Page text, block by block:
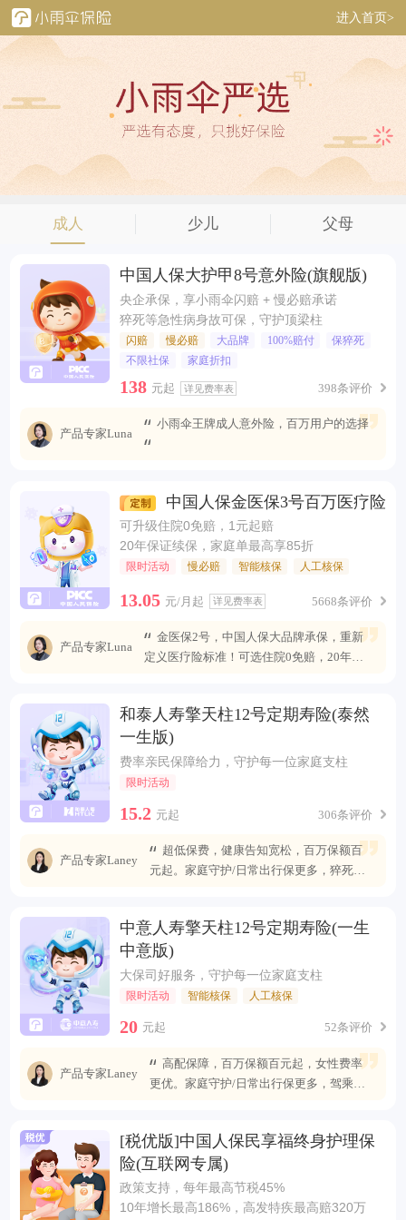
进入首页>
成人 少儿 父母
中国人保大护甲8号意外险(旗舰版)
央企承保，享小雨伞闪赔 + 慢必赔承诺
猝死等急性病身故可保，守护顶梁柱
闪赔 慢必赔 大品牌 100%赔付
保猝死
不限社保
家庭折扣
138 元起 详见费率表 398条评价
产品专家Luna
小雨伞王牌成人意外险，百万用户的选择
中国人保金医保3号百万医疗险
可升级住院0免赔，1元起赔
20年保证续保，家庭单最高享85折
限时活动 慢必赔 智能核保 人工核保
13.05 元/月起 详见费率表 5668条评价
产品专家Luna
金医保2号，中国人保大品牌承保，重新
定义医疗险标准！可选住院0免赔，20年安
和泰人寿擎天柱12号定期寿险(泰然
一生版)
费率亲民保障给力，守护每一位家庭支柱
限时活动
15.2 元起 306条评价
产品专家Laney
超低保费，健康告知宽松，百万保额百
元起。家庭守护/日常出行保更多，猝死可
中意人寿擎天柱12号定期寿险(一生
中意版)
大保司好服务，守护每一位家庭支柱
限时活动 智能核保 人工核保
20 元起 52条评价
产品专家Laney
高配保障，百万保额百元起，女性费率
更优。家庭守护/日常出行保更多，驾乘自
[税优版]中国人保民享福终身护理保
险(互联网专属)
政策支持，每年最高节税45%
10年增长最高186%，高发特疾最高赔320万